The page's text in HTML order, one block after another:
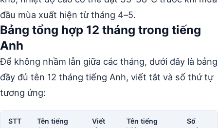
đầu mùa xuất hiện từ tháng 4–5.
Bảng tổng hợp 12 tháng trong tiếng
Anh
Để không nhầm lẫn giữa các tháng, dưới đây là bảng
đầy đủ tên 12 tháng tiếng Anh, viết tắt và số thứ tự
tương ứng:
STT
Tên tiếng
Viết
Tên tiếng
Số